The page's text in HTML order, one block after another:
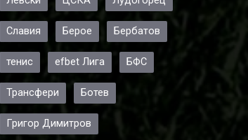
Славия Берое Бербатов
тенис efbet Лига БФС
Трансфери Ботев
Григор Димитров